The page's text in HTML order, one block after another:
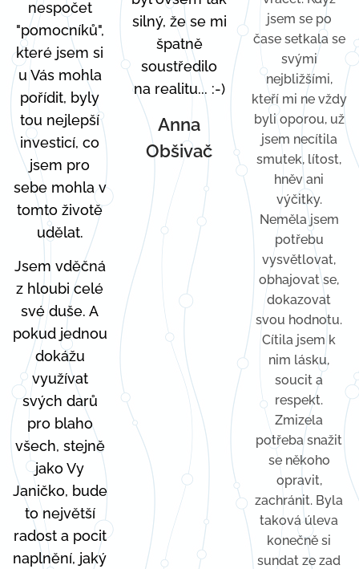
nespočet
"pomocníků",
které jsem si
u Vás mohla
pořídit, byly
tou nejlepší
investicí, co
jsem pro
sebe mohla v
tomto životě
udělat.
Jsem vděčná
z hloubi celé
své duše. A
pokud jednou
dokážu
využívat
svých darů
pro blaho
všech, stejně
jako Vy
Janičko, bude
to největší
radost a pocit
naplnění, jaký
silný, že se mi
špatně
soustředilo
na realitu... :-)
Anna
Obšivač
jsem se po
čase setkala se
svými
nejbližšími,
kteří mi ne vždy
byli oporou, už
jsem necítila
smutek, lítost,
hněv ani
výčitky.
Neměla jsem
potřebu
vysvětlovat,
obhajovat se,
dokazovat
svou hodnotu.
Cítila jsem k
nim lásku,
soucit a
respekt.
Zmizela
potřeba snažit
se někoho
opravit,
zachránit. Byla
taková úleva
konečně si
sundat ze zad